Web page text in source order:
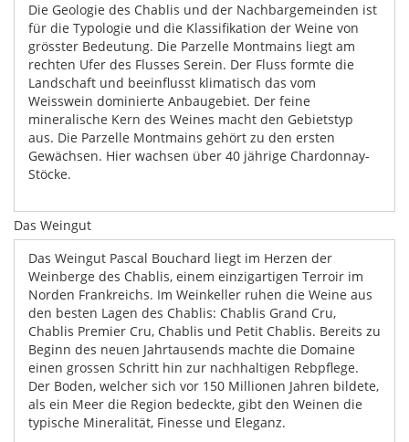
Die Geologie des Chablis und der Nachbargemeinden ist
für die Typologie und die Klassifikation der Weine von
grösster Bedeutung. Die Parzelle Montmains liegt am
rechten Ufer des Flusses Serein. Der Fluss formte die
Landschaft und beeinflusst klimatisch das vom
Weisswein dominierte Anbaugebiet. Der feine
mineralische Kern des Weines macht den Gebietstyp
aus. Die Parzelle Montmains gehört zu den ersten
Gewächsen. Hier wachsen über 40 jährige Chardonnay-
Stöcke.
Das Weingut
Das Weingut Pascal Bouchard liegt im Herzen der
Weinberge des Chablis, einem einzigartigen Terroir im
Norden Frankreichs. Im Weinkeller ruhen die Weine aus
den besten Lagen des Chablis: Chablis Grand Cru,
Chablis Premier Cru, Chablis und Petit Chablis. Bereits zu
Beginn des neuen Jahrtausends machte die Domaine
einen grossen Schritt hin zur nachhaltigen Rebpflege.
Der Boden, welcher sich vor 150 Millionen Jahren bildete,
als ein Meer die Region bedeckte, gibt den Weinen die
typische Mineralität, Finesse und Eleganz.